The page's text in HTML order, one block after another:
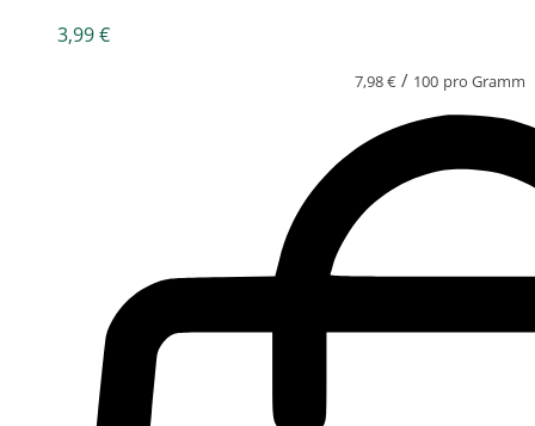
3,99€
7,98€ / 100 pro Gramm